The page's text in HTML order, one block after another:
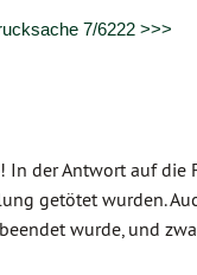
7/6222 >>>
der Antwort auf
getötet wurden.
wurde, und